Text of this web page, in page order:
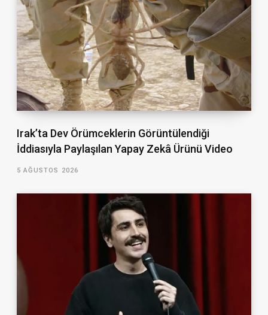
Irak’ta Dev Örümceklerin Görüntülendiği
İddiasıyla Paylaşılan Yapay Zekâ Ürünü Video
5 AĞUSTOS 2026